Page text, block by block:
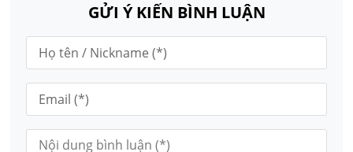
GỬI Ý KIẾN BÌNH LUẬN